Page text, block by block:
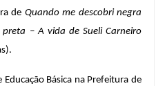
de Quando me descobri negra
preta – A vida de Sueli Carneiro
Básica na Prefeitura de